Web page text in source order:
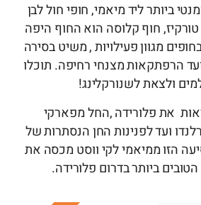
ביותר ליד מיאמי, חופי חול לבן
חוף קלוסה הוא החוף היפה
מגוון פעילויות , משיט בסירה
הרפתקאות מצנחי רחיפה. תוכלו
ולצאת לשנורקלינג!
את פלורידה ,החל מפארקי
ועד לפנינות החן הנסתרות של
הזו ממיאמי לקי ווסט מכסה את
ביותר בדרום פלורידה.